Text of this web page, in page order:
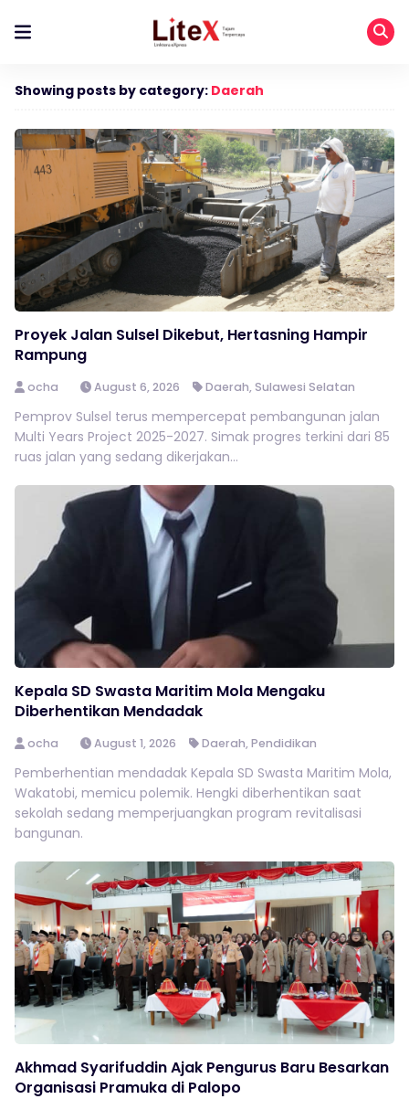
Showing posts by category: Daerah
Proyek Jalan Sulsel Dikebut, Hertasning Hampir
Rampung
ocha August 6, 2026 Daerah,Sulawesi Selatan
Pemprov Sulsel terus mempercepat pembangunan jalan
Multi Years Project 2025-2027. Simak progres terkini dari 85
ruas jalan yang sedang dikerjakan...
Kepala SD Swasta Maritim Mola Mengaku
Diberhentikan Mendadak
ocha August 1, 2026 Daerah,Pendidikan
Pemberhentian mendadak Kepala SD Swasta Maritim Mola,
Wakatobi, memicu polemik. Hengki diberhentikan saat
sekolah sedang memperjuangkan program revitalisasi
bangunan.
Akhmad Syarifuddin Ajak Pengurus Baru Besarkan
Organisasi Pramuka di Palopo